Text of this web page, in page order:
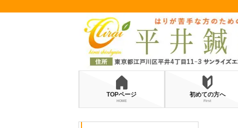
TOPページ
HOME
初めての方へ
First